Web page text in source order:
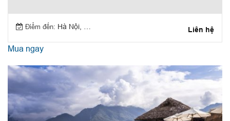
Điểm đến: Hà Nội, Hạ Long Liên hệ
Mua ngay